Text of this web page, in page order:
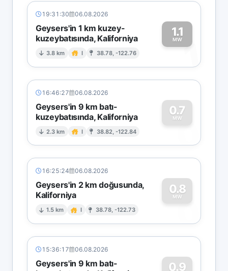
19:31:30 06.08.2026
Geysers'in 1 km kuzey-
kuzeybatısında, Kaliforniya
3.8 km I 38.78, -122.76
1.1
MW1
16:46:27 06.08.2026
Geysers'in 9 km batı-
kuzeybatısında, Kaliforniya
2.3 km I 38.82, -122.84
0.7
MW
0
16:25:24 06.08.2026
Geysers'in 2 km doğusunda,
Kaliforniya
1.5 km I 38.78, -122.73
0.8
MW
0
15:36:17 06.08.2026
Geysers'in 9 km batı-
0.9